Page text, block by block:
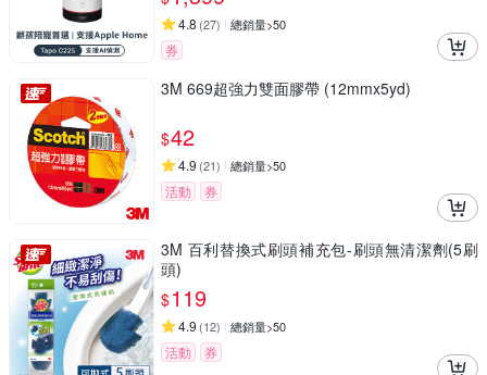
4.8 (27) 總銷量>50
券
3M 669超強力雙面膠帶 (12mmx5yd)
$42
4.9 (21) 總銷量>50
活動 券
3M 百利替換式刷頭補充包-刷頭無清潔劑(5刷
頭)
$119
4.9 (12) 總銷量>50
活動 券